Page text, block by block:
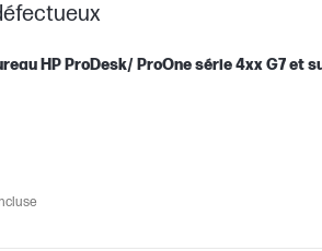
HP ProDesk/ ProOne série 4xx G7 et